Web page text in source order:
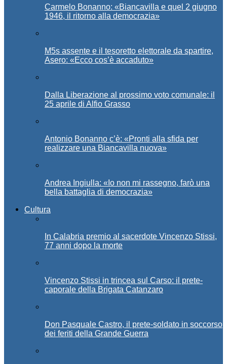
Carmelo Bonanno: «Biancavilla e quel 2 giugno
1946, il ritorno alla democrazia»
M5s assente e il tesoretto elettorale da spartire,
Asero: «Ecco cos’è accaduto»
Dalla Liberazione al prossimo voto comunale: il
25 aprile di Alfio Grasso
Antonio Bonanno c’è: «Pronti alla sfida per
realizzare una Biancavilla nuova»
Andrea Ingiulla: «Io non mi rassegno, farò una
bella battaglia di democrazia»
Cultura
In Calabria premio al sacerdote Vincenzo Stissi,
77 anni dopo la morte
Vincenzo Stissi in trincea sul Carso: il prete-
caporale della Brigata Catanzaro
Don Pasquale Castro, il prete-soldato in soccorso
dei feriti della Grande Guerra